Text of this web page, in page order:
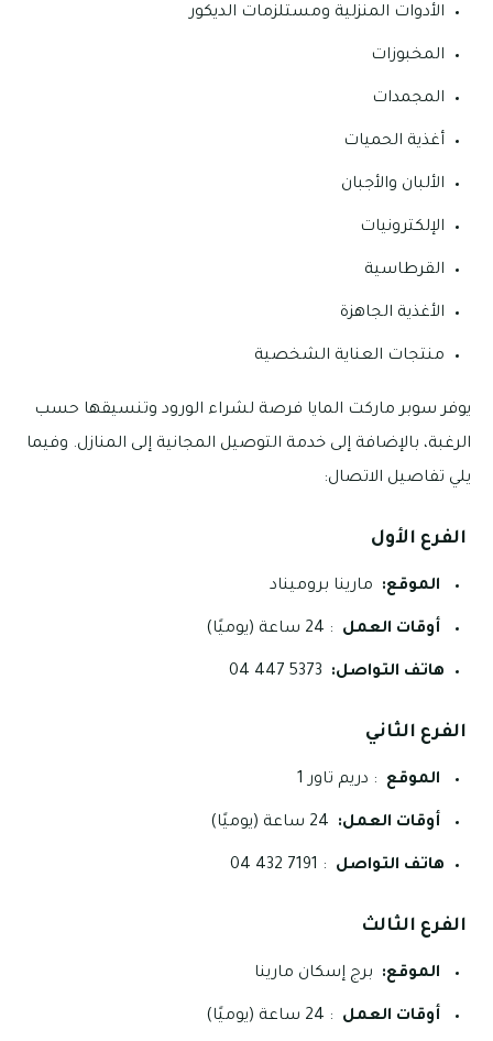
الأدوات المنزلية ومستلزمات الديكور
المخبوزات
المجمدات
أغذية الحميات
الألبان والأجبان
الإلكترونيات
القرطاسية
الأغذية الجاهزة
منتجات العناية الشخصية
يوفر سوبر ماركت المايا فرصة لشراء الورود وتنسيقها حسب
الرغبة، بالإضافة إلى خدمة التوصيل المجانية إلى المنازل. وفيما
يلي تفاصيل الاتصال:
الفرع الأول
الموقع: مارينا بروميناد
أوقات العمل : 24 ساعة (يوميًا)
هاتف التواصل:
الفرع الثاني
الموقع : دريم تاور 1
أوقات العمل:
هاتف التواصل : 7191 432 04
الفرع الثالث
الموقع: برج إسكان مارينا
أوقات العمل : 24 ساعة (يوميًا)